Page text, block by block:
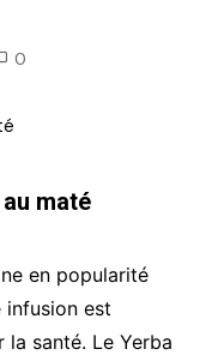
0
maté
en popularité
infusion est
santé. Le Yerba